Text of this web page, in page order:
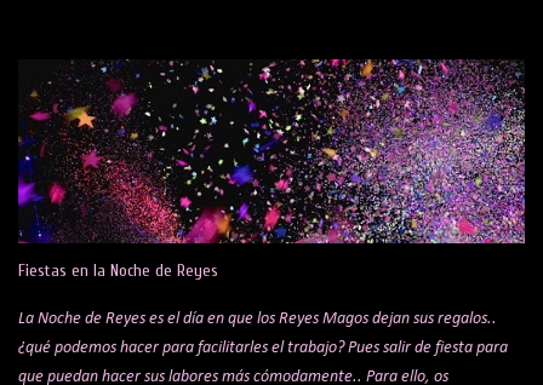
voz. Sabemos que es una elección muy personal; para gustos, colores, pero
si te has quedado sin ideas, aquí tienes algunas sugerencias que pueden
ayudarte a acertar. Antes de elegir el sitio, hay tres cosas clave que
pueden mejorar muchísimo la experiencia: Un buen perfume: Love Me de
Tous para ella y Scalpers The Club para él Ropa adecuada (ni demasiado
formal ni demasiado descuidado) Detalles básicos (aliento, aspecto) 1.
es uno de los mercados de ...
Fiestas en la Noche de Reyes
La Noche de Reyes es el día en que los Reyes Magos dejan sus regalos..
¿qué podemos hacer para facilitarles el trabajo? Pues salir de fiesta para
que puedan hacer sus labores más cómodamente.. Para ello, os